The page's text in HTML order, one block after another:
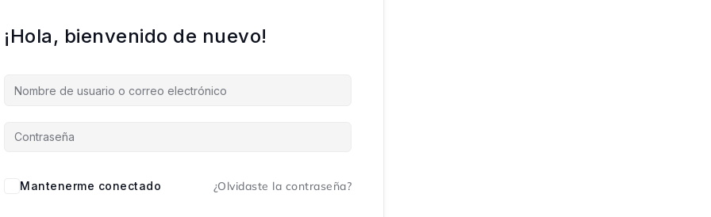
¡Hola, bienvenido de nuevo!
Mantenerme conectado ¿Olvidaste la contraseña?